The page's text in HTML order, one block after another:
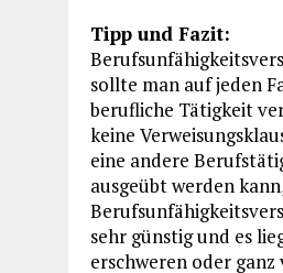
Tipp und Fazit:
sollte man auf jeden
berufliche Tätigkeit
keine
eine andere
ausgeübt werden
sehr günstig und es
erschweren oder